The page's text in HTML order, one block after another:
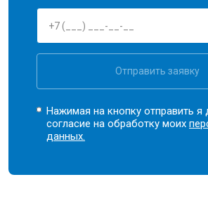
Отправить заявку
Нажимая на кнопку отправить я
согласие на обработку моих
данных.